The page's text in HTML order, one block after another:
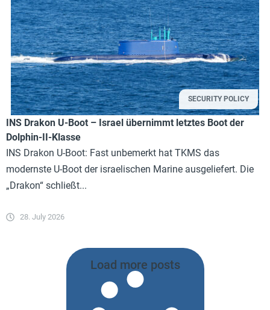
SECURITY POLICY
INS Drakon U-Boot – Israel übernimmt letztes Boot der
Dolphin-II-Klasse
INS Drakon U-Boot: Fast unbemerkt hat TKMS das
modernste U-Boot der israelischen Marine ausgeliefert. Die
„Drakon“ schließt...
28. July 2026
Load more posts